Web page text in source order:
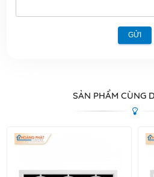
GỬI
SẢN PHẨM CÙNG